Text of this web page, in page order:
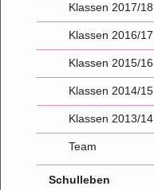
Klassen 2017/18
Klassen 2016/17
Klassen 2015/16
Klassen 2014/15
Klassen 2013/14
Team
Schulleben